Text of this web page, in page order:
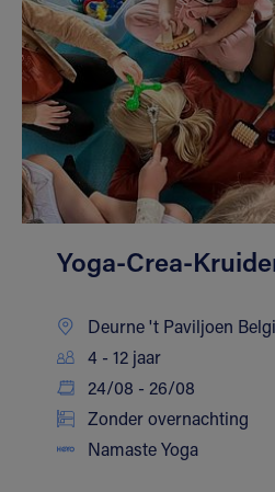
Yoga-Crea-
Deurne 't Paviljoen
4 - 12 jaar
24/08 - 26/08
Zonder overnachting
Namaste Yoga